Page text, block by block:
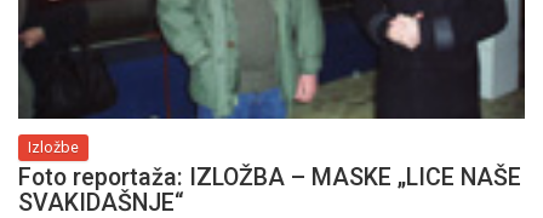
Izložbe
Foto reportaža: IZLOŽBA – MASKE „LICE NAŠE
SVAKIDAŠNJE“